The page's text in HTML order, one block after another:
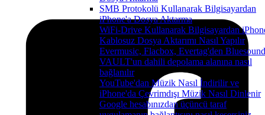
SMB Protokolü Kullanarak Bilgisayardan
iPhone'a Dosya Aktarma
WiFi-Drive Kullanarak Bilgisayardan
Kablosuz Dosya Aktarımı Nasıl Yapılır
Evermusic, Flacbox, Evertag'den Bluesound
VAULT'un dahili depolama alanına nasıl
bağlanılır
YouTube'dan Müzik Nasıl İndirilir ve
iPhone'da Çevrimdışı Müzik Nasıl Dinlenir
Google hesabınızdan üçüncü taraf